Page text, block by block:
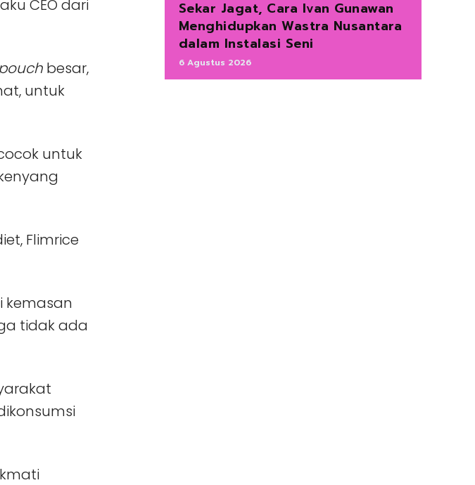
CEO dari
besar,
untuk
untuk
Flimrice
kemasan
tidak ada
Sekar Jagat, Cara Ivan Gunawan
Menghidupkan Wastra Nusantara
dalam Instalasi Seni
6 Agustus 2026